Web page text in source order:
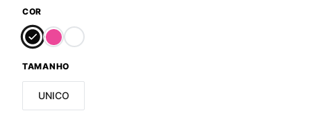
COR
TAMANHO
UNICO